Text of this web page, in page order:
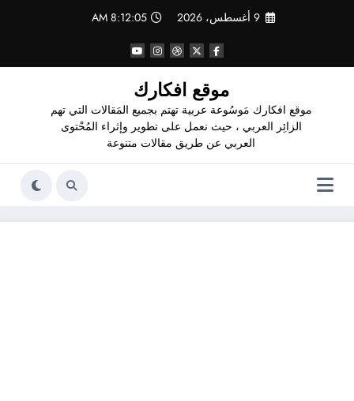
9 أغسطس، 2026 8:12:06 AM
موقع افكارك
موقع افكارك مَوسُوعة عربية تهتم بجميع المَقالات التي تهم
الزائِر العربي ، حيث نعمل على تطوير وإثراء المُحْتوى
العربي عن طريق مقالات متنوعة